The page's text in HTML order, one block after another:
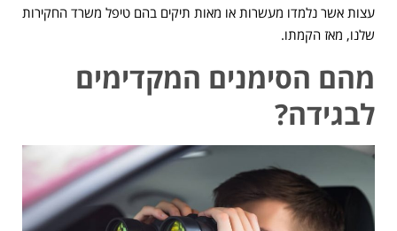
עצות אשר נלמדו מעשרות או מאות תיקים בהם טיפל משרד החקירות
שלנו, מאז הקמתו.
מהם הסימנים המקדימים
לבגידה?